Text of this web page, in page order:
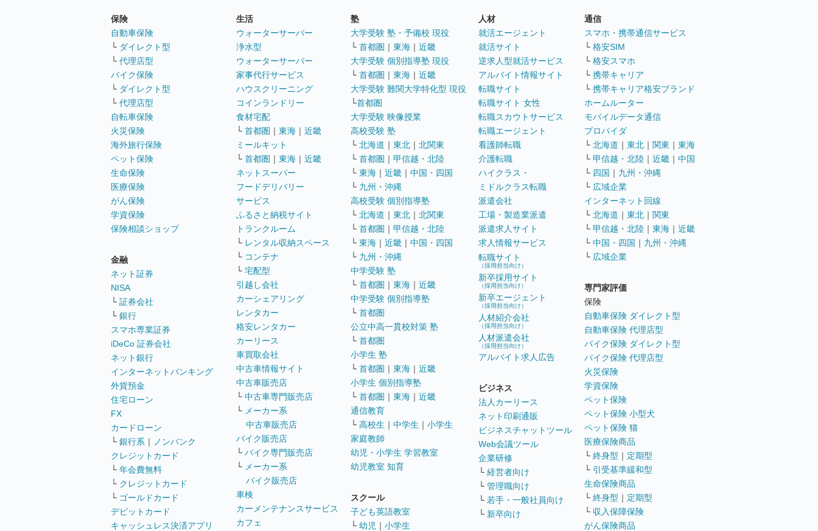
保険
自動車保険
└ ダイレクト型
└ 代理店型
バイク保険
└ ダイレクト型
└ 代理店型
自転車保険
火災保険
海外旅行保険
ペット保険
生命保険
医療保険
がん保険
学資保険
保険相談ショップ
金融
ネット証券
NISA
└ 証券会社
└ 銀行
スマホ専業証券
iDeCo 証券会社
ネット銀行
インターネットバンキング
外貨預金
住宅ローン
FX
カードローン
└ 銀行系 ｜
ノンバンク
クレジットカード
└ 年会費無料
└ クレジットカード
└ ゴールドカード
デビットカード
キャッシュレス決済アプリ
生活
ウォーターサーバー
浄水型
ウォーターサーバー
家事代行サービス
ハウスクリーニング
コインランドリー
食材宅配
└ 首都圏 ｜ 東海 ｜ 近畿
ミールキット
└ 首都圏 ｜ 東海 ｜ 近畿
ネットスーパー
フードデリバリー
サービス
ふるさと納税サイト
トランクルーム
└ レンタル収納スペース
└ コンテナ
└ 宅配型
引越し会社
カーシェアリング
レンタカー
格安レンタカー
カーリース
車買取会社
中古車情報サイト
中古車販売店
└ 中古車専門販売店
└ メーカー系
中古車販売店
バイク販売店
└ バイク専門販売店
└ メーカー系
バイク販売店
車検
カーメンテナンスサービス
カフェ
塾
大学受験 塾・予備校 現役
└ 首都圏 ｜ 東海 ｜ 近畿
大学受験 個別指導塾 現役
└ 首都圏 ｜ 東海 ｜ 近畿
大学受験 難関大学特化型 現役
└首都圏
大学受験 映像授業
高校受験 塾
└ 北海道 ｜ 東北 ｜ 北関東
└ 首都圏 ｜ 甲信越・北陸
└ 東海 ｜ 近畿 ｜ 中国・四国
└ 九州・沖縄
高校受験 個別指導塾
└ 北海道 ｜ 東北 ｜ 北関東
└ 首都圏 ｜ 甲信越・北陸
└ 東海 ｜ 近畿 ｜ 中国・四国
└ 九州・沖縄
中学受験 塾
└ 首都圏 ｜ 東海 ｜ 近畿
中学受験 個別指導塾
└ 首都圏
公立中高一貫校対策 塾
└ 首都圏
小学生 塾
└ 首都圏 ｜ 東海 ｜ 近畿
小学生 個別指導塾
└ 首都圏 ｜ 東海 ｜ 近畿
通信教育
└ 高校生 ｜ 中学生 ｜ 小学生
家庭教師
幼児・小学生 学習教室
幼児教室 知育
スクール
子ども英語教室
└ 幼児 ｜ 小学生
人材
就活エージェント
就活サイト
逆求人型就活サービス
アルバイト情報サイト
転職サイト
転職サイト 女性
転職スカウトサービス
転職エージェント
看護師転職
介護転職
ハイクラス・
ミドルクラス転職
派遣会社
工場・製造業派遣
派遣求人サイト
求人情報サービス
転職サイト
（採用担当向け）
新卒採用サイト
（採用担当向け）
新卒エージェント
（採用担当向け）
人材紹介会社
（採用担当向け）
人材派遣会社
（採用担当向け）
アルバイト求人広告
ビジネス
法人カーリース
ネット印刷通販
ビジネスチャットツール
Web会議ツール
企業研修
└ 経営者向け
└ 管理職向け
└ 若手・一般社員向け
└ 新卒向け
通信
スマホ・携帯通信サービス
└ 格安SIM
└ 格安スマホ
└ 携帯キャリア
└ 携帯キャリア格安ブランド
ホームルーター
モバイルデータ通信
プロバイダ
└ 北海道 ｜ 東北 ｜ 関東 ｜ 東海
└ 甲信越・北陸 ｜ 近畿 ｜ 中国
└ 四国 ｜ 九州・沖縄
└ 広域企業
インターネット回線
└ 北海道 ｜ 東北 ｜ 関東
└ 甲信越・北陸 ｜ 東海 ｜ 近畿
└ 中国・四国 ｜ 九州・沖縄
└ 広域企業
専門家評価
保険
自動車保険 ダイレクト型
自動車保険 代理店型
バイク保険 ダイレクト型
バイク保険 代理店型
火災保険
学資保険
ペット保険
ペット保険 小型犬
ペット保険 猫
医療保険商品
└ 終身型 ｜ 定期型
└ 引受基準緩和型
生命保険商品
└ 終身型 ｜ 定期型
└ 収入保障保険
がん保険商品